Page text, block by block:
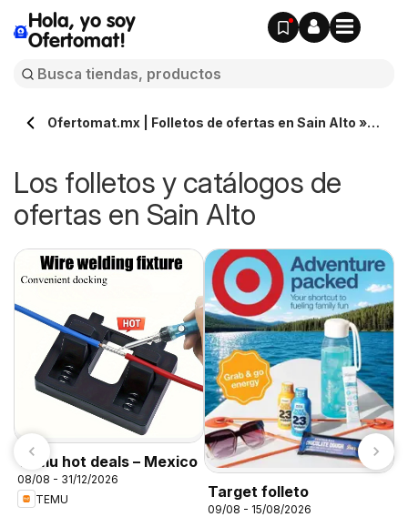
Hola, yo soy
Ofertomat!
Ofertomat.mx | Folletos de ofertas en Sain Alto »
Los folletos y catálogos de
ofertas en Sain Alto
Temu hot deals – Mexico
08/08 - 31/12/2026
TEMU
Target folleto
09/08 - 15/08/2026